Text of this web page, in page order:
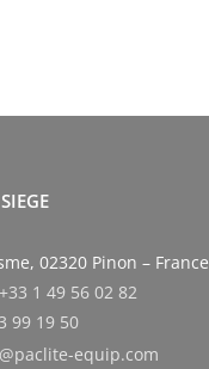
02320 Pinon – France
+33 1 49 56 02 82
99 19 50
equip.com